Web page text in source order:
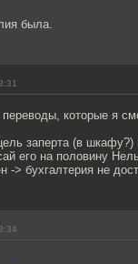
была.
которые я
заперта (в
его на половину
-> бухгалтерия не